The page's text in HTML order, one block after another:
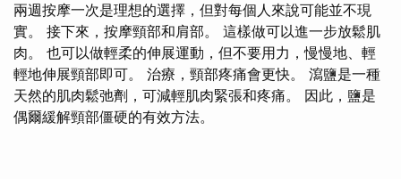
兩週按摩一次是理想的選擇，但對每個人來說可能並不現
實。 接下來，按摩頸部和肩部。 這樣做可以進一步放鬆肌
肉。 也可以做輕柔的伸展運動，但不要用力，慢慢地、輕
輕地伸展頸部即可。 治療，頸部疼痛會更快。 瀉鹽是一種
天然的肌肉鬆弛劑，可減輕肌肉緊張和疼痛。 因此，鹽是
偶爾緩解頸部僵硬的有效方法。